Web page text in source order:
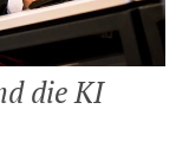
die KI